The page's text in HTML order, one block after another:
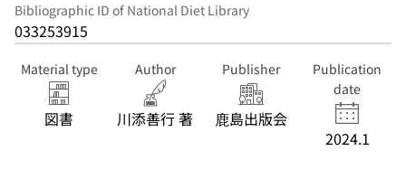
Bibliographic ID of National Diet Library
033253915
Material type
図書
Author
川添善行 著
Publisher
鹿島出版会
Publication
date
2024.1